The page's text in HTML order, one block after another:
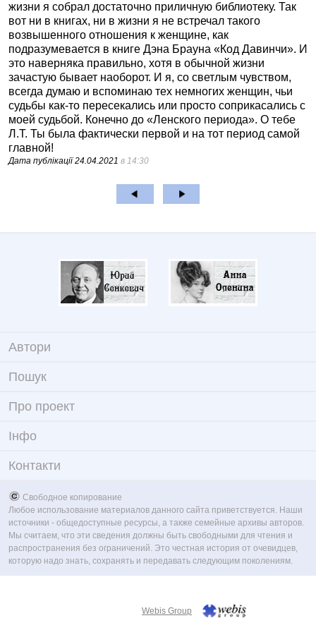
жизни я собрал достаточно приличную библиотеку. Так
вот ни в книгах, ни в жизни я не встречал такого
возвышенного отношения к женщине, как
подразумевается в книге Дэна Брауна «Код Давинчи». И
это наверняка правильно, хотя в обычной жизни
зачастую бывает наоборот. И я, со светлым чувством,
всегда думаю и вспоминаю тех немногих женщин, чьи
судьбы как-то пересекались или просто соприкасались с
моей судьбой. Конечно до «Ленского периода». О тебе
Л.Т. Ты была фактически первой и на тот период самой
главной!
Дата публікації24.04.2021 в 14:30
Автори
Пошук
Про проект
Iнфо
Контакти
Свободное копирование
Любое использование материалов данного сайта приветствуется. Наши
источники - общедоступные ресурсы, а также семейные архивы авторов.
Мы считаем, что эти сведения должны быть свободными для чтения и
распространения без ограничений. Это честная история от очевидцев,
которую надо знать, сохранять и передавать следующим поколениям.
Webis Group